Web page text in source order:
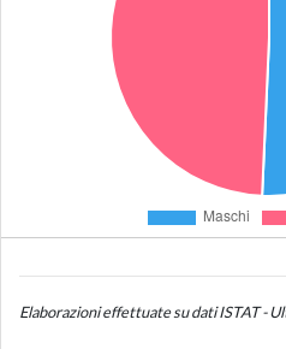
Elaborazioni effettuate su dati ISTAT -